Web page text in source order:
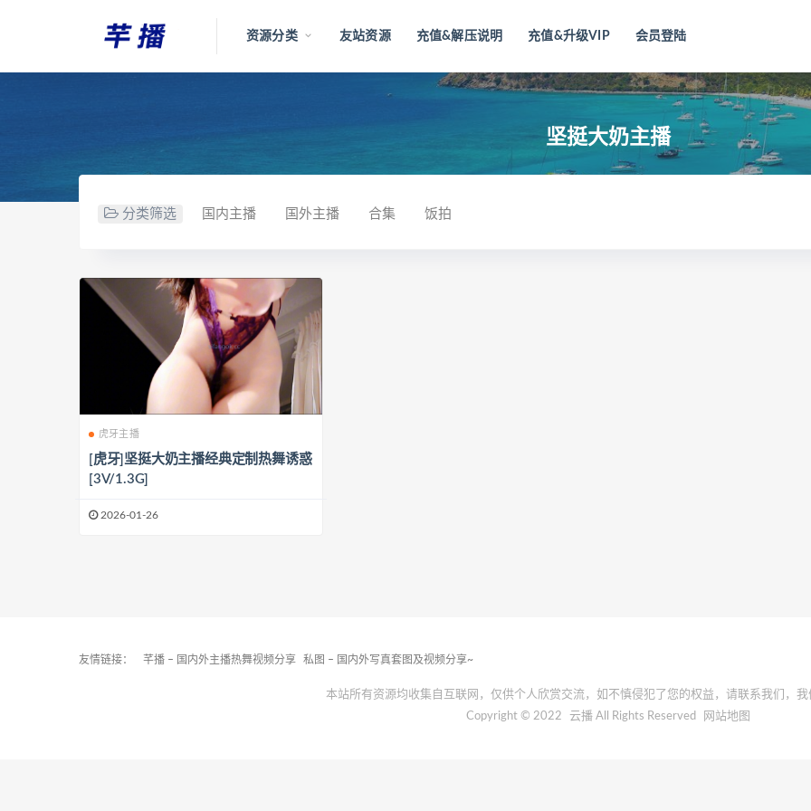
资源分类 友站资源 充值&解压说明 充值&升级VIP 会员登陆
坚挺大奶主播
分类筛选 国内主播 国外主播 合集 饭拍
虎牙主播
[虎牙]坚挺大奶主播经典定制热舞诱惑
[3V/1.3G]
2026-01-26
友情链接： 芊播 – 国内外主播热舞视频分享 私图 – 国内外写真套图及视频分享~
本站所有资源均收集自互联网，仅供个人欣赏交流，如不慎侵犯了您的权益，请联系我们，我
Copyright © 2022
云播 All Rights Reserved 网站地图